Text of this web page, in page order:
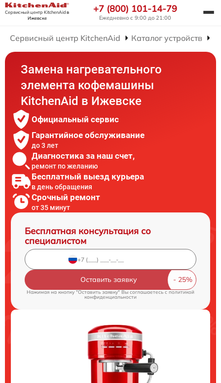
Сервисный центр KitchenAidв
Ижевске
+7 (800) 101-14-79
Ежедневно с 9:00 до 21:00
Сервисный центр KitchenAid Каталог устройств
Замена нагревательного
элемента кофемашины
KitchenAid в Ижевске
Официальный сервис
Гарантийное обслуживание
до 3 лет
Диагностика за наш счет,
ремонт по желанию
Бесплатный выезд курьера
в день обращения
Срочный ремонт
от 35 минут
Бесплатная консультация со
специалистом
Оставить заявку
Нажимая на кнопку "Оставить заявку" Вы соглашаетесь cполитикой
конфиденциальности